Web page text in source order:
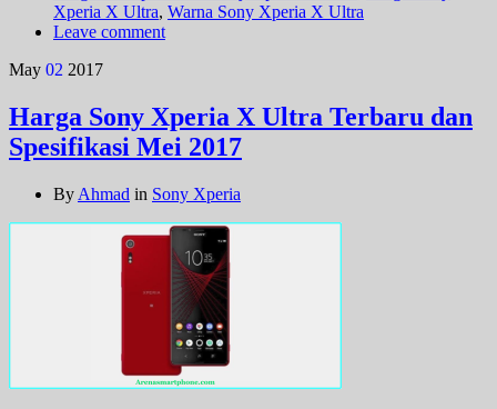
Xperia X Ultra, Warna Sony Xperia X Ultra
Leave comment
May 02 2017
Harga Sony Xperia X Ultra Terbaru dan
Spesifikasi Mei 2017
By Ahmad in Sony Xperia